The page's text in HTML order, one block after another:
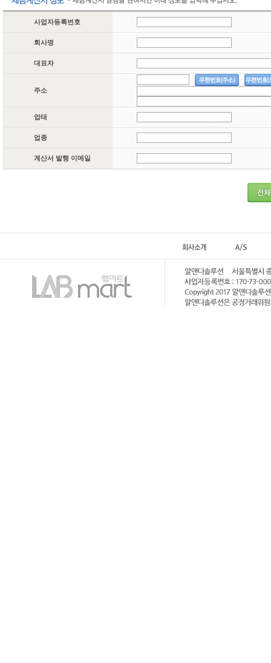
사업자등록번호
회사명
대표자
주소
업태
업종
계산서 발행 이메일